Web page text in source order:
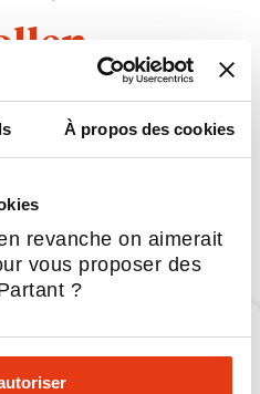
À propos des cookies
revanche on aimerait
vous proposer des
?
d’entrepreneurs créé en
des dirigeants.
la convivialité et
sur des valeurs
réseau national durable.